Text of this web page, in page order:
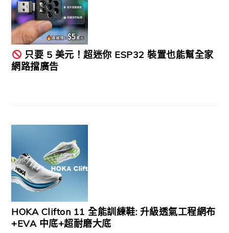
只要 5 美元！超迷你 ESP32 裝置也能幫全家
網路擋廣告
HOKA Clifton 11 全能訓練鞋: 升級透氣工程網布
+EVA 中底+超耐磨大底